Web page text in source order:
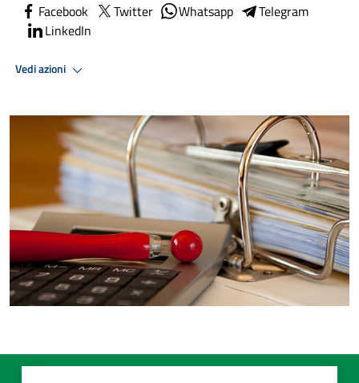
Facebook Twitter Whatsapp
Telegram
LinkedIn
Vedi azioni